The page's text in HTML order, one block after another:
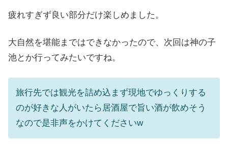
疲れすぎず良い部分だけ楽しめました。
大自然を堪能まではできなかったので、次回は神の子
池とか行ってみたいですね。
旅行先では観光を詰め込まず現地でゆっくりする
のが好きな人がいたら居酒屋で旨い酒が飲めそう
なので是非声をかけてくださいw